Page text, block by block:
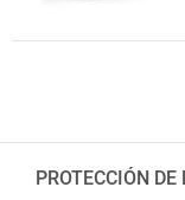
PROTECCIÓN DE